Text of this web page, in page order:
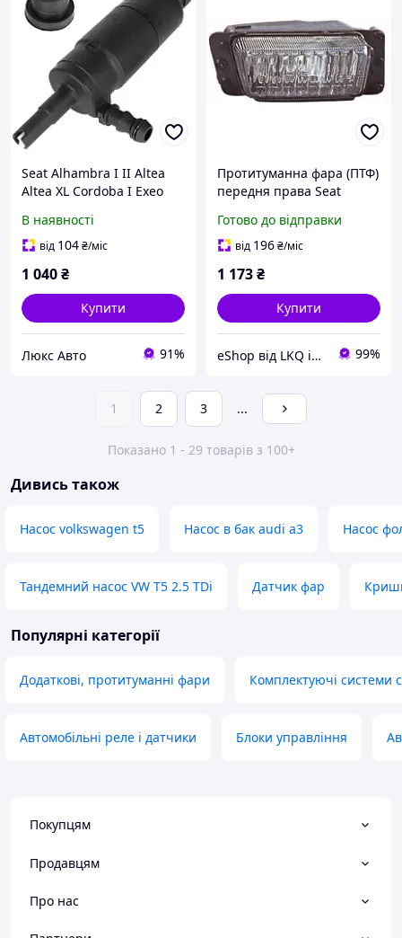
Seat Alhambra I II Altea
Altea XL Cordoba I Exeo
Toledo II III Насос
омивача фар
В наявності
від 104₴/міс
1 040₴
Купити
Люкс Авто 91%
Протитуманна фара (ПТФ)
передня права Seat
III, Caddy II 93-96р Depo
445-2007R-UE
Готово до відправки
від 196₴/міс
1 173₴
Купити
eShop від LKQ інтернет-магазин автозапчастин 99%
1 2 3 ...
Показано 1 - 29 товарів з 100+
Дивись також
Насос volkswagen t5 Насос в бак audi a3 Насос
Тандемний насос VW T5 2.5 TDi Датчик фар
Популярні категорії
Додаткові, протитуманні фари Комплектуючі системи
Автомобільні реле і датчики Блоки управління
Покупцям
Продавцям
Про нас